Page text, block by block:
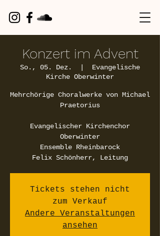
Konzert im Advent
So., 05. Dez.
Evangelische
Kirche Oberwinter
Mehrchörige Choralwerke von Michael
Praetorius
Evangelischer Kirchenchor
Oberwinter
Ensemble Rheinbarock
Felix Schönherr, Leitung
Tickets stehen nicht
zum Verkauf
Andere Veranstaltungen
ansehen